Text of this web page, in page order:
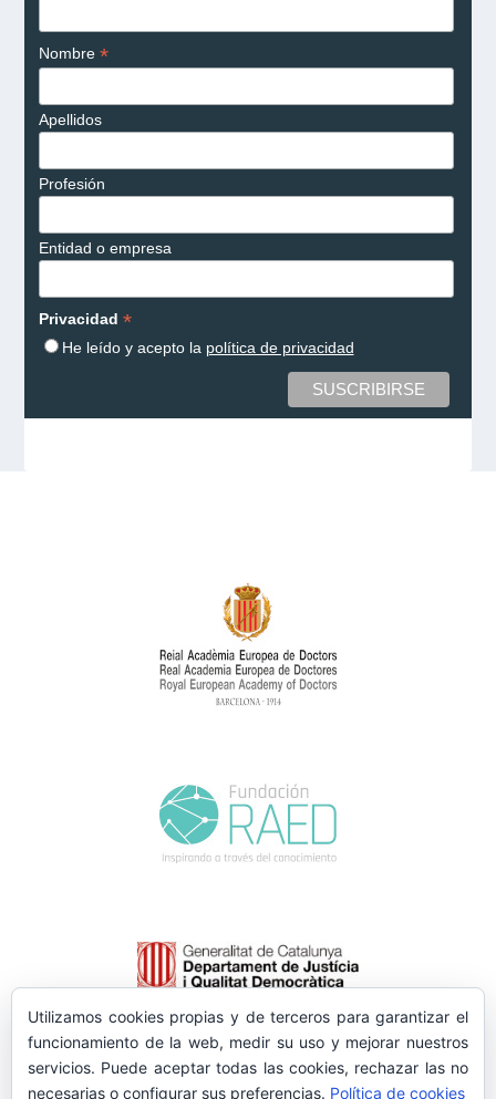
Nombre *
Apellidos
Profesión
Entidad o empresa
Privacidad *
He leído y acepto la política de privacidad
Utilizamos cookies propias y de terceros para garantizar el
funcionamiento de la web, medir su uso y mejorar nuestros
servicios. Puede aceptar todas las cookies, rechazar las no
necesarias o configurar sus preferencias. Política de cookies